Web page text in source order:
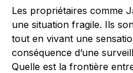
Les propriétaires comme
une situation fragile. Ils
tout en vivant une
conséquence d’une
Quelle est la frontière